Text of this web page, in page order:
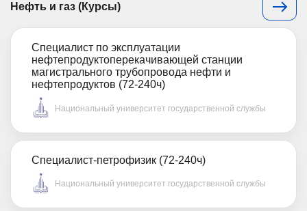
Нефть и газ (Курсы)
Специалист по эксплуатации
нефтепродуктоперекачивающей станции
магистрального трубопровода нефти и
нефтепродуктов (72-240ч)
Национальный университет государственной службы
Специалист-петрофизик (72-240ч)
Национальный университет государственной службы